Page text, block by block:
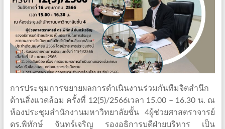
การประชุมการขยายผลการดำเนินงานร่วมกันทีมจิตสำนึก
ด้านสิ่งแวดล้อม ครั้งที่ 12(5)/2566เวลา 15.00 – 16.30 น. ณ
ห้องประชุมสำนักงานมหาวิทยาลัยชั้น 4ผู้ช่วยศาสตราจารย์
ดร.พิทักษ์ จันทร์เจริญ รองอธิการบดีฝ่ายบริหาร เป็น